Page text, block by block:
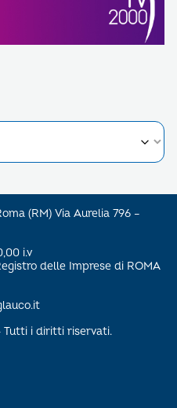
(RM) Via Aurelia 796 –
i.v
delle Imprese di ROMA
Tutti i diritti riservati.